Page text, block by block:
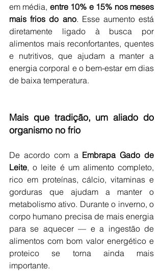
em média, entre 10% e 15% nos meses
mais frios do ano. Esse aumento está
diretamente ligado à busca por
alimentos mais reconfortantes, quentes
e nutritivos, que ajudam a manter a
energia corporal e o bem-estar em dias
de baixa temperatura.
Mais que tradição, um aliado do
organismo no frio
De acordo com a Embrapa Gado de
Leite, o leite é um alimento completo,
rico em proteínas, cálcio, vitaminas e
gorduras que ajudam a manter o
metabolismo ativo. Durante o inverno, o
corpo humano precisa de mais energia
para se aquecer — e a ingestão de
alimentos com bom valor energético e
proteico se torna ainda mais
importante.